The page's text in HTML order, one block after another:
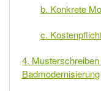
b. Konkrete
c.
4.
Badmodernisierung